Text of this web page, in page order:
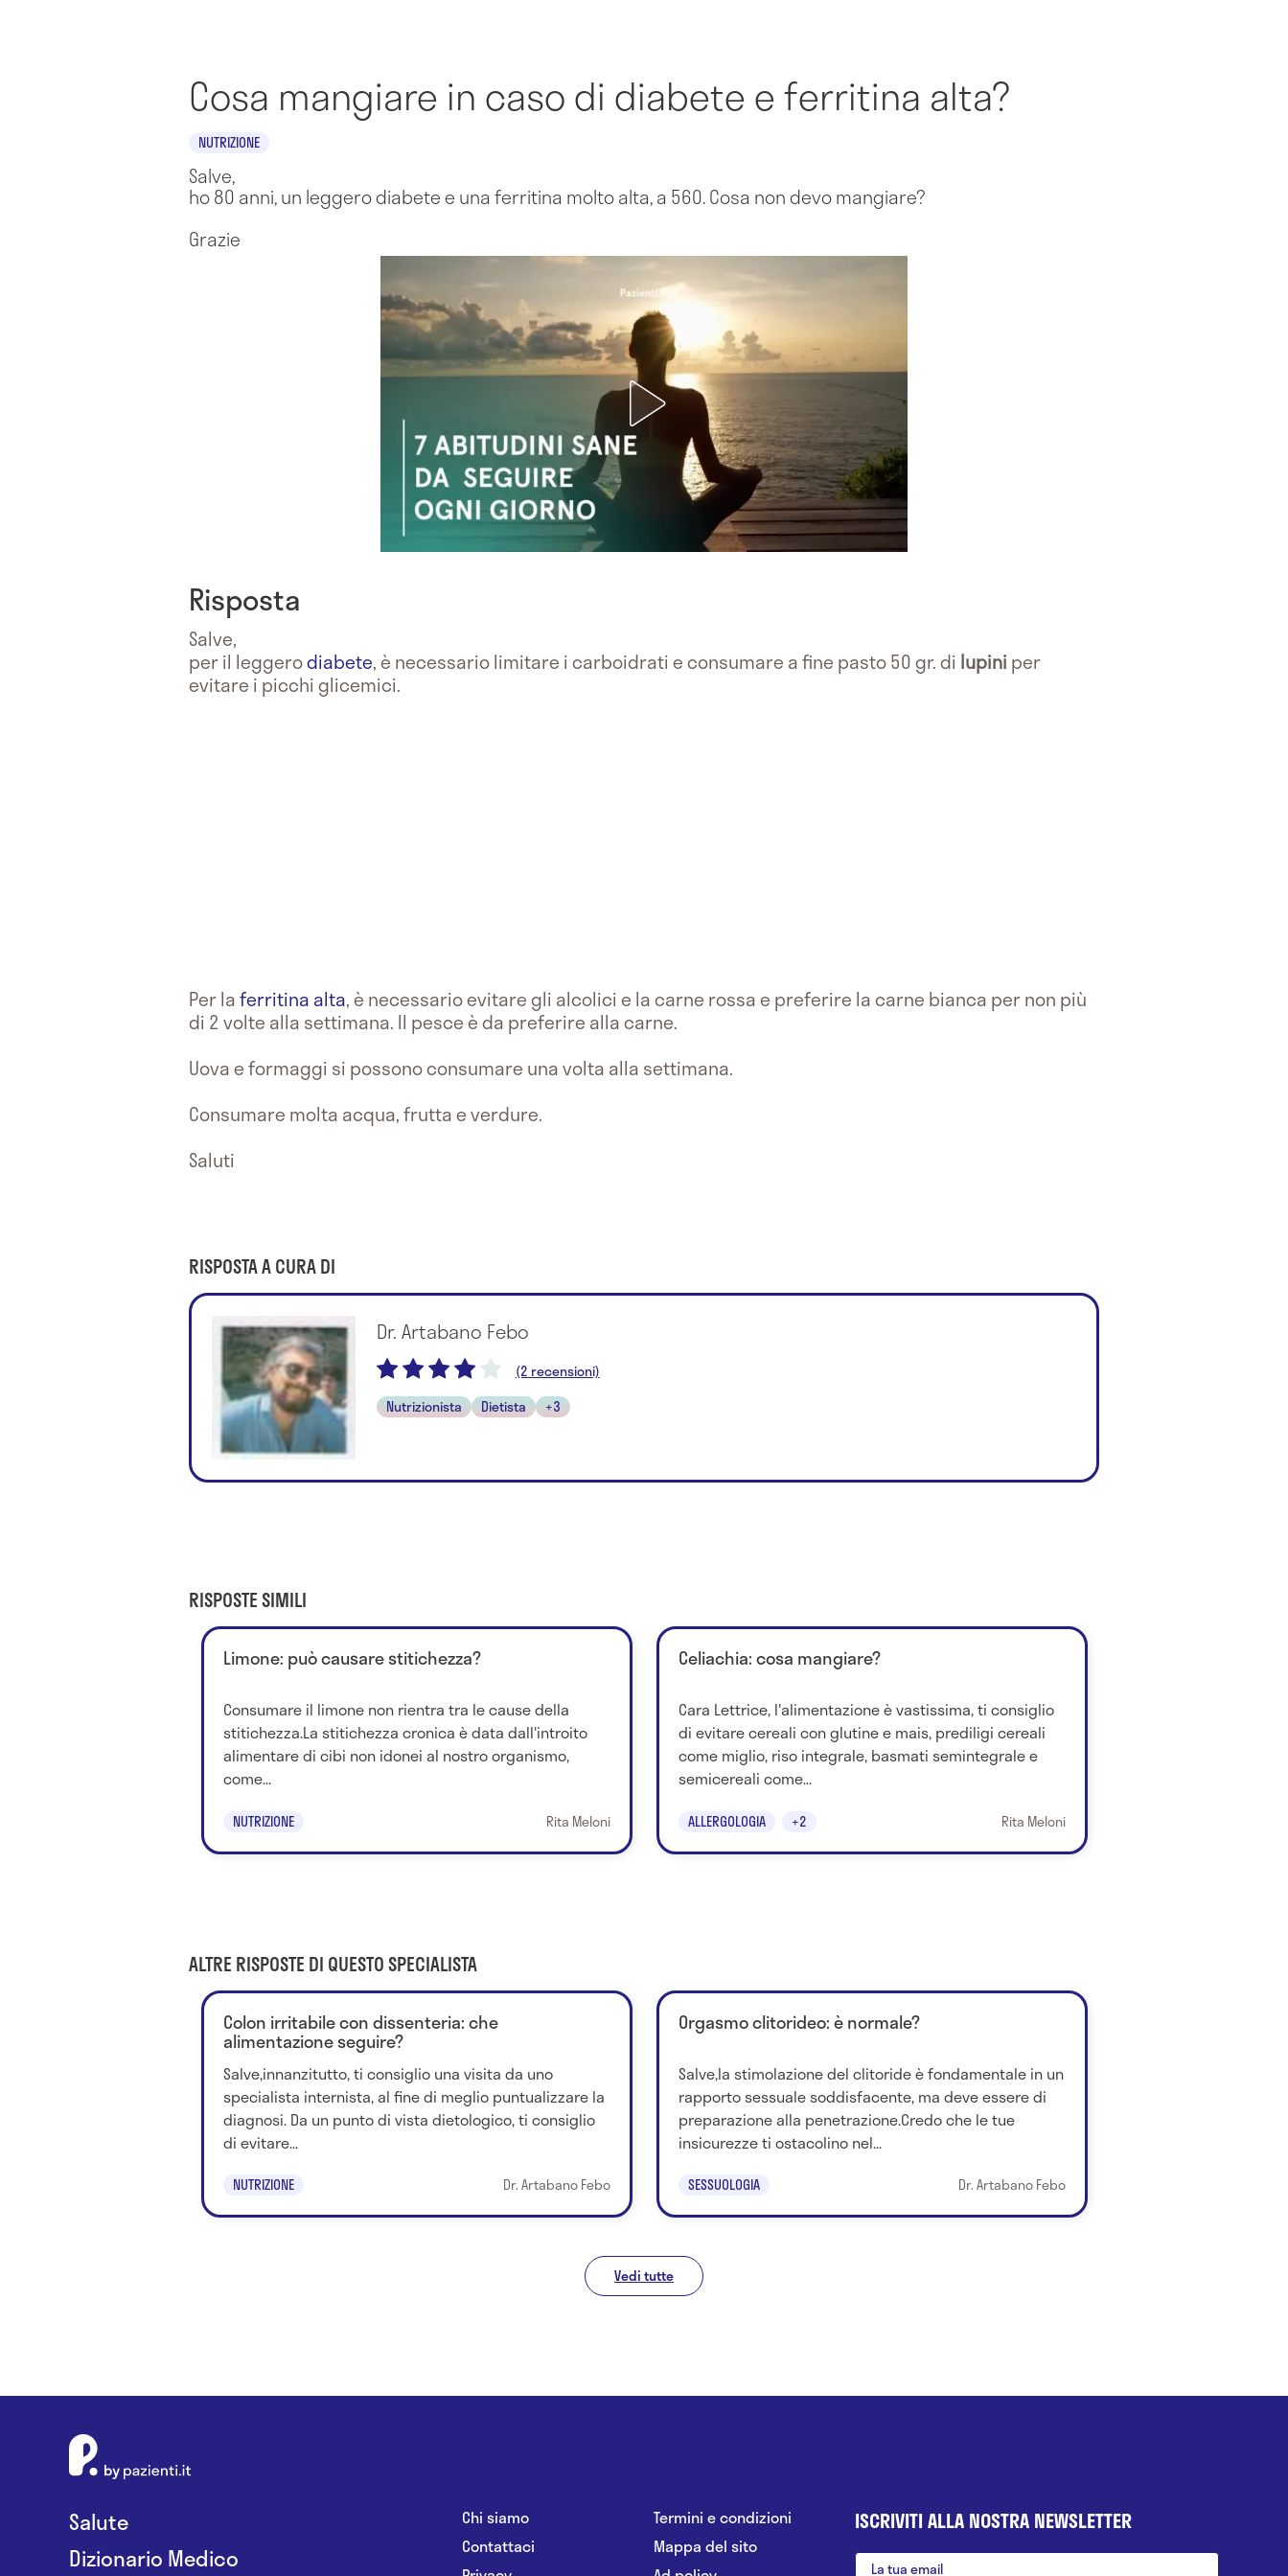
Cosa mangiare in caso di diabete e ferritina alta?
NUTRIZIONE
Salve,
ho 80 anni, un leggero diabete e una ferritina molto alta, a 560. Cosa non devo mangiare?
Grazie
Risposta
Salve,
per il leggerodiabete, è necessario limitare i carboidrati e consumare a fine pasto 50 gr. di lupini per
evitare i picchi glicemici.
Per laferritina alta, è necessario evitare gli alcolici e la carne rossa e preferire la carne bianca per non più
di 2 volte alla settimana. Il pesce è da preferire alla carne.
Uova e formaggi si possono consumare una volta alla settimana.
Consumare molta acqua, frutta e verdure.
Saluti
RISPOSTA A CURA DI
Dr. Artabano Febo
(2 recensioni)
Nutrizionista
Dietista +3
RISPOSTE SIMILI
Limone: può causare stitichezza?
Consumare il limone non rientra tra le cause della
stitichezza.La stitichezza cronica è data dall'introito
alimentare di cibi non idonei al nostro organismo,
come...
NUTRIZIONE Rita Meloni
Celiachia: cosa mangiare?
Cara Lettrice, l'alimentazione è vastissima, ti consiglio
di evitare cereali con glutine e mais, prediligi cereali
come miglio, riso integrale, basmati semintegrale e
semicereali come...
ALLERGOLOGIA +2 Rita Meloni
ALTRE RISPOSTE DI QUESTO SPECIALISTA
Colon irritabile con dissenteria: che
alimentazione seguire?
Salve,innanzitutto, ti consiglio una visita da uno
specialista internista, al fine di meglio puntualizzare la
diagnosi. Da un punto di vista dietologico, ti consiglio
di evitare...
NUTRIZIONE Dr. Artabano Febo
Orgasmo clitorideo: è normale?
Salve,la stimolazione del clitoride è fondamentale in un
rapporto sessuale soddisfacente, ma deve essere di
preparazione alla penetrazione.Credo che le tue
insicurezze ti ostacolino nel...
SESSUOLOGIA Dr. Artabano Febo
Vedi tutte
Salute
Dizionario Medico
Chi siamo
Contattaci
Termini e condizioni
Mappa del sito
ISCRIVITI ALLA NOSTRA NEWSLETTER